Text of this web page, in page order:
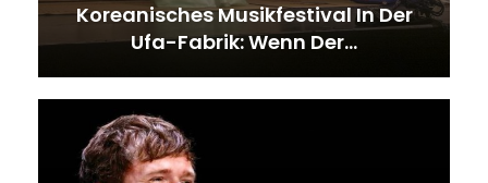
Koreanisches Musikfestival In Der
Ufa-Fabrik: Wenn Der…